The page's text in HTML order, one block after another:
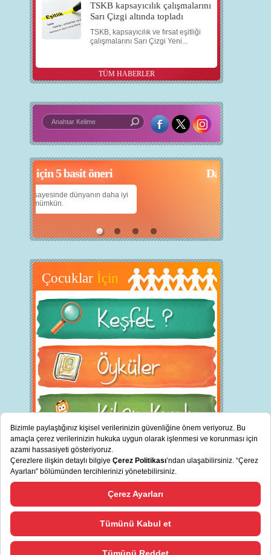
TSKB kapsayıcılık çalışmalarını
Sarı Çizgi altında topladı
TSKB, kapsayıcılık ve fırsat eşitliği
çalışmalarını Sarı Çizgi Yeni...
TÜM HABERLER
5 basit öneri
daha iyi
Daha iyi bir dünya için yapay zekâ
Çocuklarımıza daha güzel bir dünya bırakabilmek
Çocuklar İçin
cevreciyiz.com Türkiye’nin sürdürülebilir bankası TSKB tarafından